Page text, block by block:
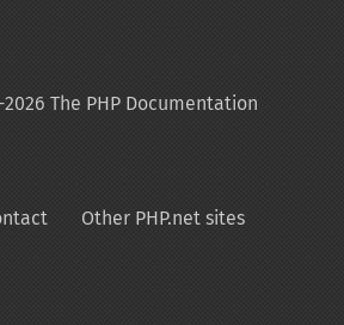
The PHP Documentation
Other PHP.net sites